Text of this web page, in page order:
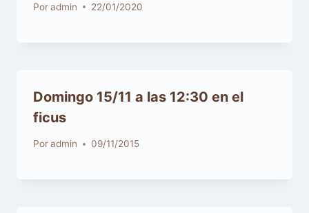
Poradmin 22/01/2020
Domingo 15/11 a las 12:30 en el
ficus
Poradmin 09/11/2015